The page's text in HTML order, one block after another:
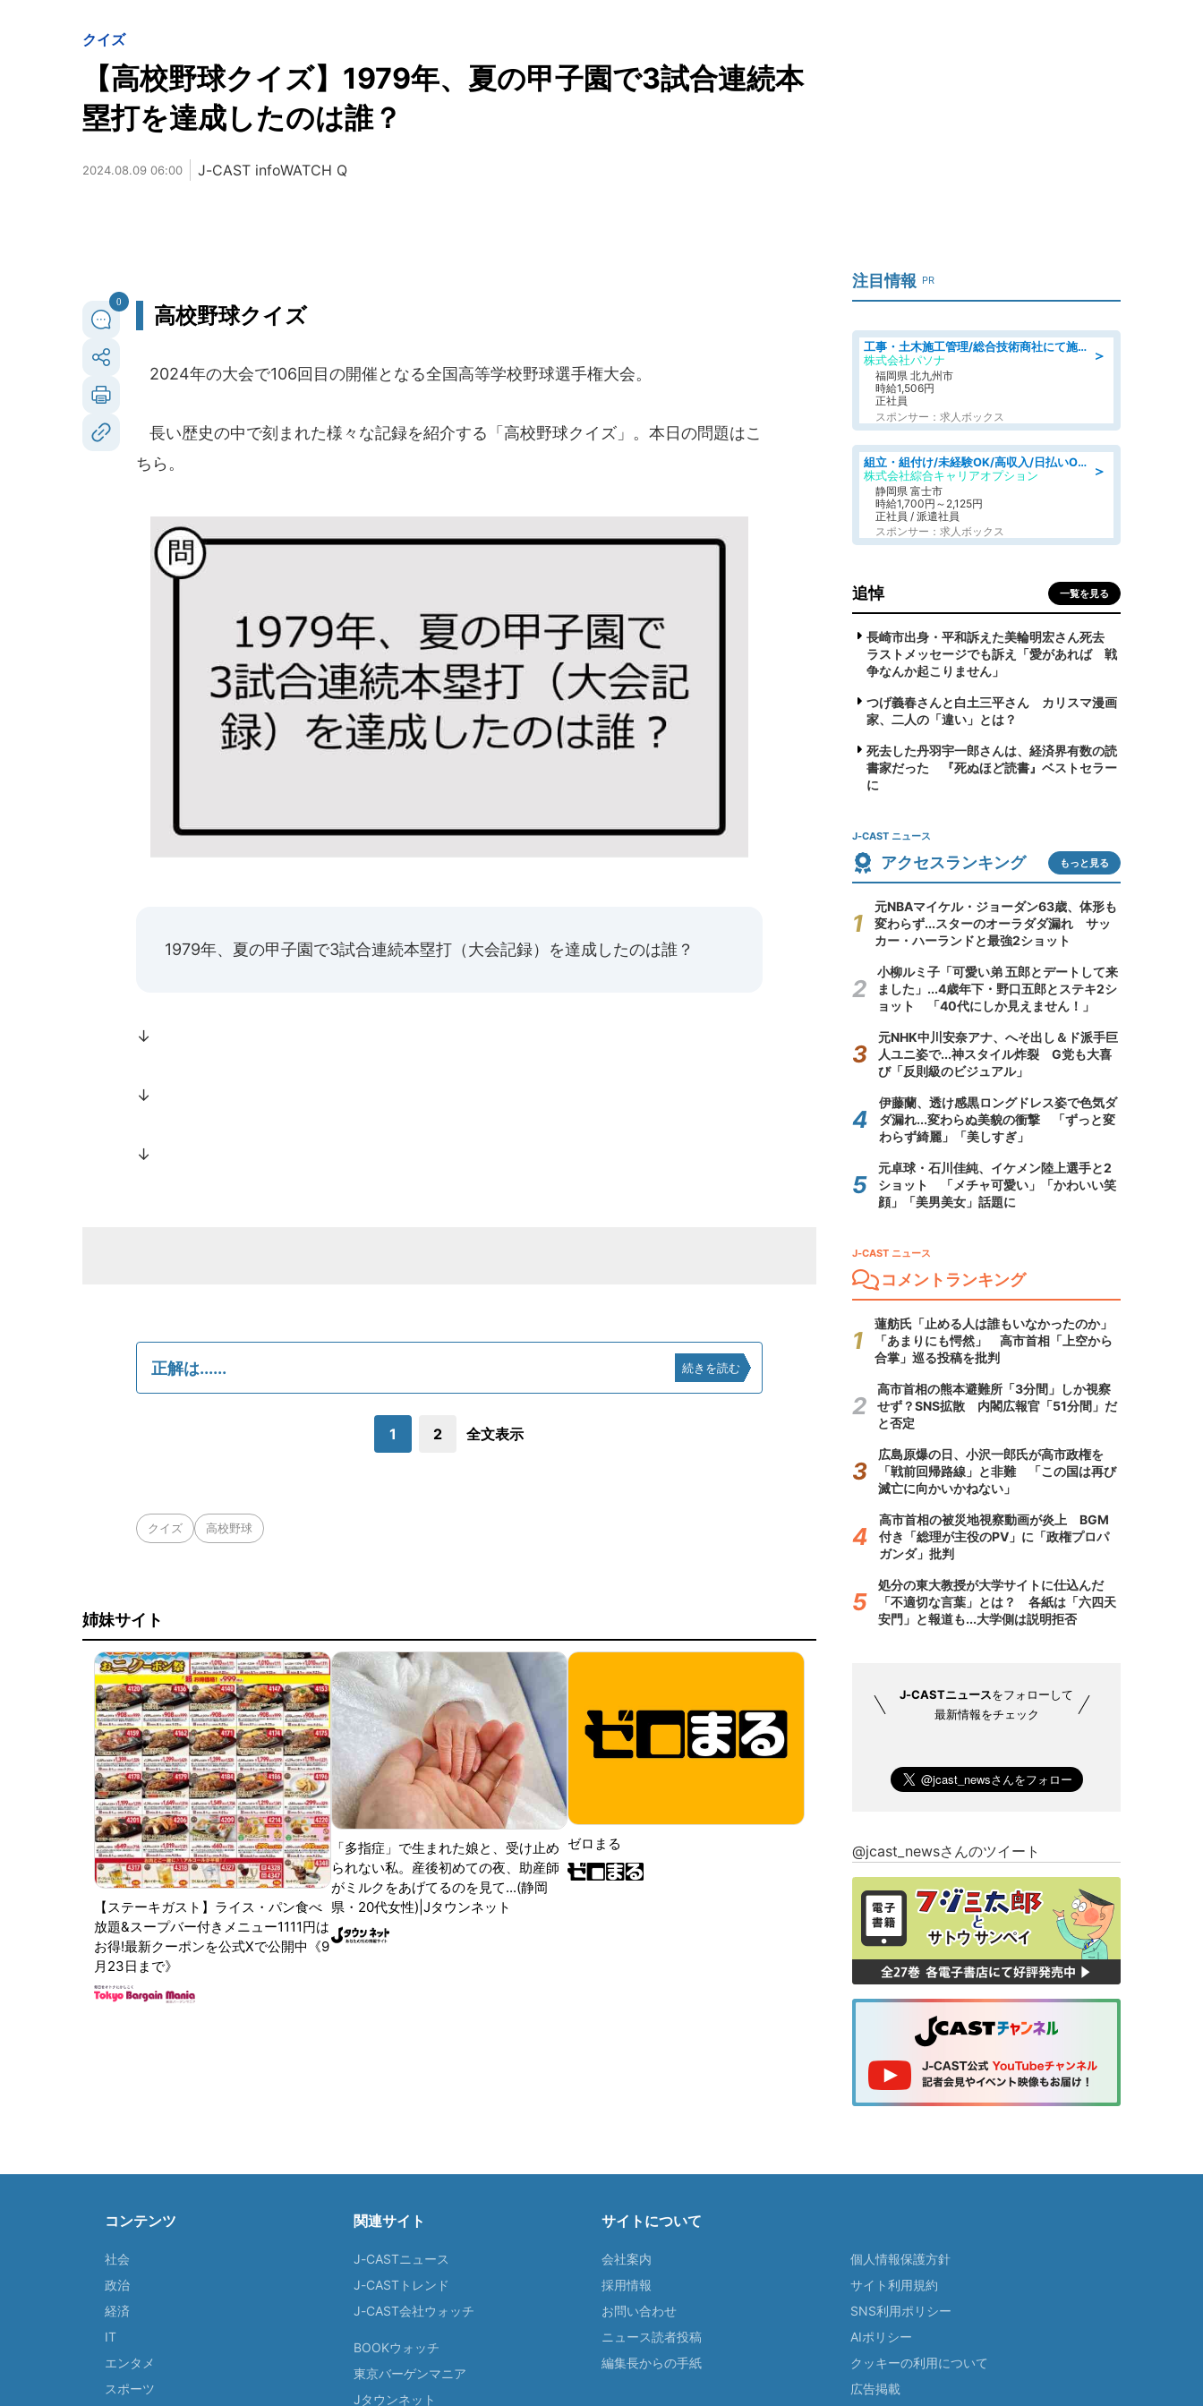
クイズ
【高校野球クイズ】1979年、夏の甲子園で3試合連続本
塁打を達成したのは誰？
2024.08.09 06:00 J-CAST infoWATCH Q
0
高校野球クイズ
2024年の大会で106回目の開催となる全国高等学校野球選手権大会。
長い歴史の中で刻まれた様々な記録を紹介する「高校野球クイズ」。本日の問題はこ
ちら。
1979年、夏の甲子園で3試合連続本塁打（大会記録）を達成したのは誰？
↓
↓
↓
正解は...... 続きを読む
1 2 全文表示
クイズ 高校野球
姉妹サイト
【ステーキガスト】ライス・パン食べ
放題&スープバー付きメニュー1111円は
お得!最新クーポンを公式Xで公開中《9
月23日まで》
「多指症」で生まれた娘と、受け止め
られない私。産後初めての夜、助産師
がミルクをあげてるのを見て...(静岡
県・20代女性)|Jタウンネット
ゼロまる
注目情報 PR
＞
工事・土木施工管理/総合技術商社にて施工管理のお仕事/即日勤務可/車通勤可/工事・土木施工管理/生産・品質管理
株式会社パソナ
福岡県 北九州市
時給1,506円
正社員
スポンサー：求人ボックス
＞
組立・組付け/未経験OK/高収入/日払いOK/寮費無料/交替制
株式会社綜合キャリアオプション
静岡県 富士市
時給1,700円～2,125円
正社員 / 派遣社員
スポンサー：求人ボックス
追悼 一覧を見る
長崎市出身・平和訴えた美輪明宏さん死去
ラストメッセージでも訴え「愛があれば 戦
争なんか起こりません」
つげ義春さんと白土三平さん カリスマ漫画
家、二人の「違い」とは？
死去した丹羽宇一郎さんは、経済界有数の読
書家だった 『死ぬほど読書』ベストセラー
に
J-CAST ニュース
アクセスランキング もっと見る
元NBAマイケル・ジョーダン63歳、体形も
変わらず...スターのオーラダダ漏れ サッ
カー・ハーランドと最強2ショット
小柳ルミ子「可愛い弟 五郎とデートして来
ました」...4歳年下・野口五郎とステキ2シ
ョット 「40代にしか見えません！」
元NHK中川安奈アナ、へそ出し＆ド派手巨
人ユニ姿で...神スタイル炸裂 G党も大喜
び「反則級のビジュアル」
伊藤蘭、透け感黒ロングドレス姿で色気ダ
ダ漏れ...変わらぬ美貌の衝撃 「ずっと変
わらず綺麗」「美しすぎ」
元卓球・石川佳純、イケメン陸上選手と2
ショット 「メチャ可愛い」「かわいい笑
顔」「美男美女」話題に
J-CAST ニュース
コメントランキング
蓮舫氏「止める人は誰もいなかったのか」
「あまりにも愕然」 高市首相「上空から
合掌」巡る投稿を批判
高市首相の熊本避難所「3分間」しか視察
せず？SNS拡散 内閣広報官「51分間」だ
と否定
広島原爆の日、小沢一郎氏が高市政権を
「戦前回帰路線」と非難 「この国は再び
滅亡に向かいかねない」
高市首相の被災地視察動画が炎上 BGM
付き「総理が主役のPV」に「政権プロパ
ガンダ」批判
処分の東大教授が大学サイトに仕込んだ
「不適切な言葉」とは？ 各紙は「六四天
安門」と報道も...大学側は説明拒否
J-CASTニュースをフォローして
最新情報をチェック
@jcast_newsさんのツイート
コンテンツ
社会
政治
経済
IT
エンタメ
スポーツ
関連サイト
J-CASTニュース
J-CASTトレンド
J-CAST会社ウォッチ
BOOKウォッチ
東京バーゲンマニア
Jタウンネット
サイトについて
会社案内
採用情報
お問い合わせ
ニュース読者投稿
編集長からの手紙
個人情報保護方針
サイト利用規約
SNS利用ポリシー
AIポリシー
クッキーの利用について
広告掲載